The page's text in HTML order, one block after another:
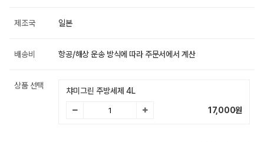
제조국 일본
배송비 항공/해상 운송 방식에 따라 주문서에서 계산
상품 선택
챠미그린 주방세제 4L
17,000원